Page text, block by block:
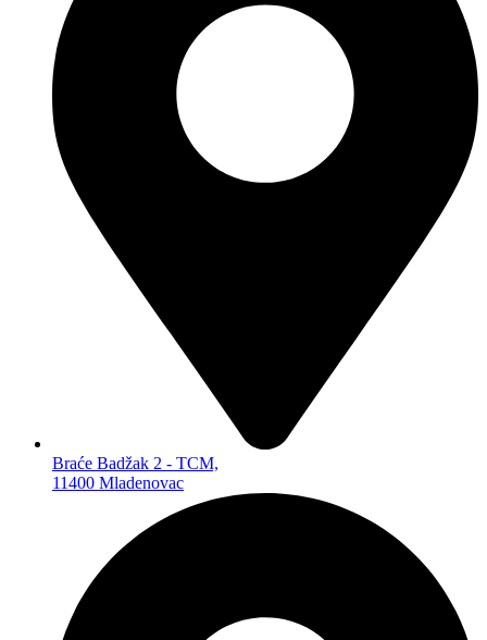
TELEVIZORI I OPREMA
TELEVIZORI
SET TOP BOKSEVI –
ANDROID TV ADAPTERI
DALJINSKI UPRAVLJAČI
ANTENE
ZA SLUŠNE APARATE
ZA FIKSNE TELEFONE
POWERBANKOVI
PUNJAČI BATERIJA
KUĆNA RASVETA
LAMPE
REFLEKTORI
SIJALICE
BATERISKE LAMPE
PEGLE
Braće Badžak 2 - TCM,
11400 Mladenovac